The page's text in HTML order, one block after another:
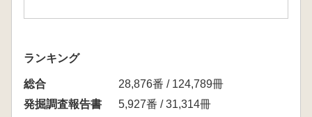
ランキング
総合
28,876番 / 124,789冊
発掘調査報告書
5,927番 / 31,314冊